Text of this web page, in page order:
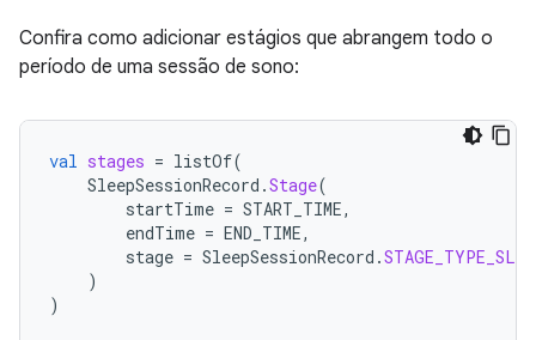
Confira como adicionar estágios que abrangem todo o
período de uma sessão de sono:
val stages = listOf(
SleepSessionRecord .Stage(
startTime = START_TIME,
endTime = END_TIME,
stage = SleepSessionRecord .
)
)